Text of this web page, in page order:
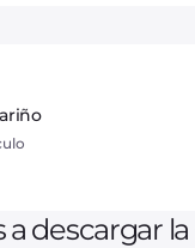
a descargar la